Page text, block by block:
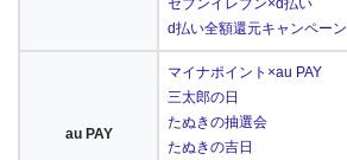
セブンイレブン×d払い
d払い全額還元キャンペーン
au PAY
マイナポイント×au PAY
三太郎の日
たぬきの抽選会
たぬきの吉日